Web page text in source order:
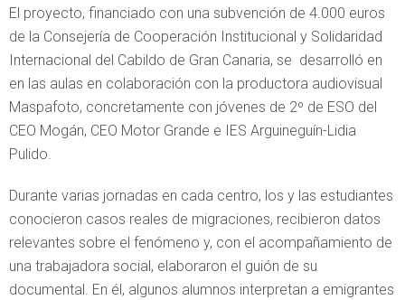
El proyecto, financiado con una subvención de 4.000 euros
de la Consejería de Cooperación Institucional y Solidaridad
Internacional del Cabildo de Gran Canaria, se desarrolló en
en las aulas en colaboración con la productora audiovisual
Maspafoto, concretamente con jóvenes de 2º de ESO del
CEO Mogán, CEO Motor Grande e IES Arguineguín-Lidia
Pulido.
Durante varias jornadas en cada centro, los y las estudiantes
conocieron casos reales de migraciones, recibieron datos
relevantes sobre el fenómeno y, con el acompañamiento de
una trabajadora social, elaboraron el guión de su
documental. En él, algunos alumnos interpretan a emigrantes